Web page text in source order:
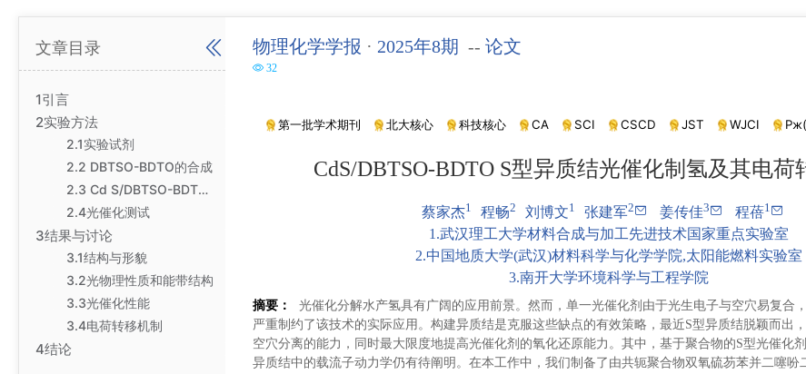
文章目录
1引言
2实验方法
2.1实验试剂
2.2 DBTSO-BDTO的合成
2.3 Cd S/DBTSO-BDTO的合成
2.4光催化测试
3结果与讨论
3.1结构与形貌
3.2光物理性质和能带结构
3.3光催化性能
3.4电荷转移机制
4结论
物理化学学报 · 2025年8期 --论文
32
第一批学术期刊 北大核心 科技核心 CA SCI CSCD JST WJCI
CdS/DBTSO-BDTO S型异质结光催化制氢及其电荷
蔡家杰1 程畅2 刘博文1 张建军2 姜传佳3 程蓓1
1 .武汉理工大学材料合成与加工先进技术国家重点实验室
2.中国地质大学(武汉)材料科学与化学学院,太阳能燃料实验室
3.南开大学环境科学与工程学院
摘要：
光催化分解水产氢具有广阔的应用前景。然而，单一光催化剂由于光生电子与空穴易复合
严重制约了该技术的实际应用。构建异质结是克服这些缺点的有效策略，最近S型异质结脱颖而出
空穴分离的能力，同时最大限度地提高光催化剂的氧化还原能力。其中，基于聚合物的S型光催化
异质结中的载流子动力学仍有待阐明。在本工作中，我们制备了由共轭聚合物双氧硫芴苯并二噻吩